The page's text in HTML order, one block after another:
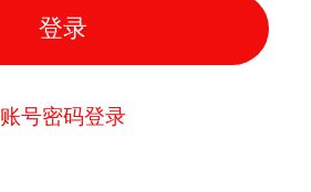
登录
账号密码登录